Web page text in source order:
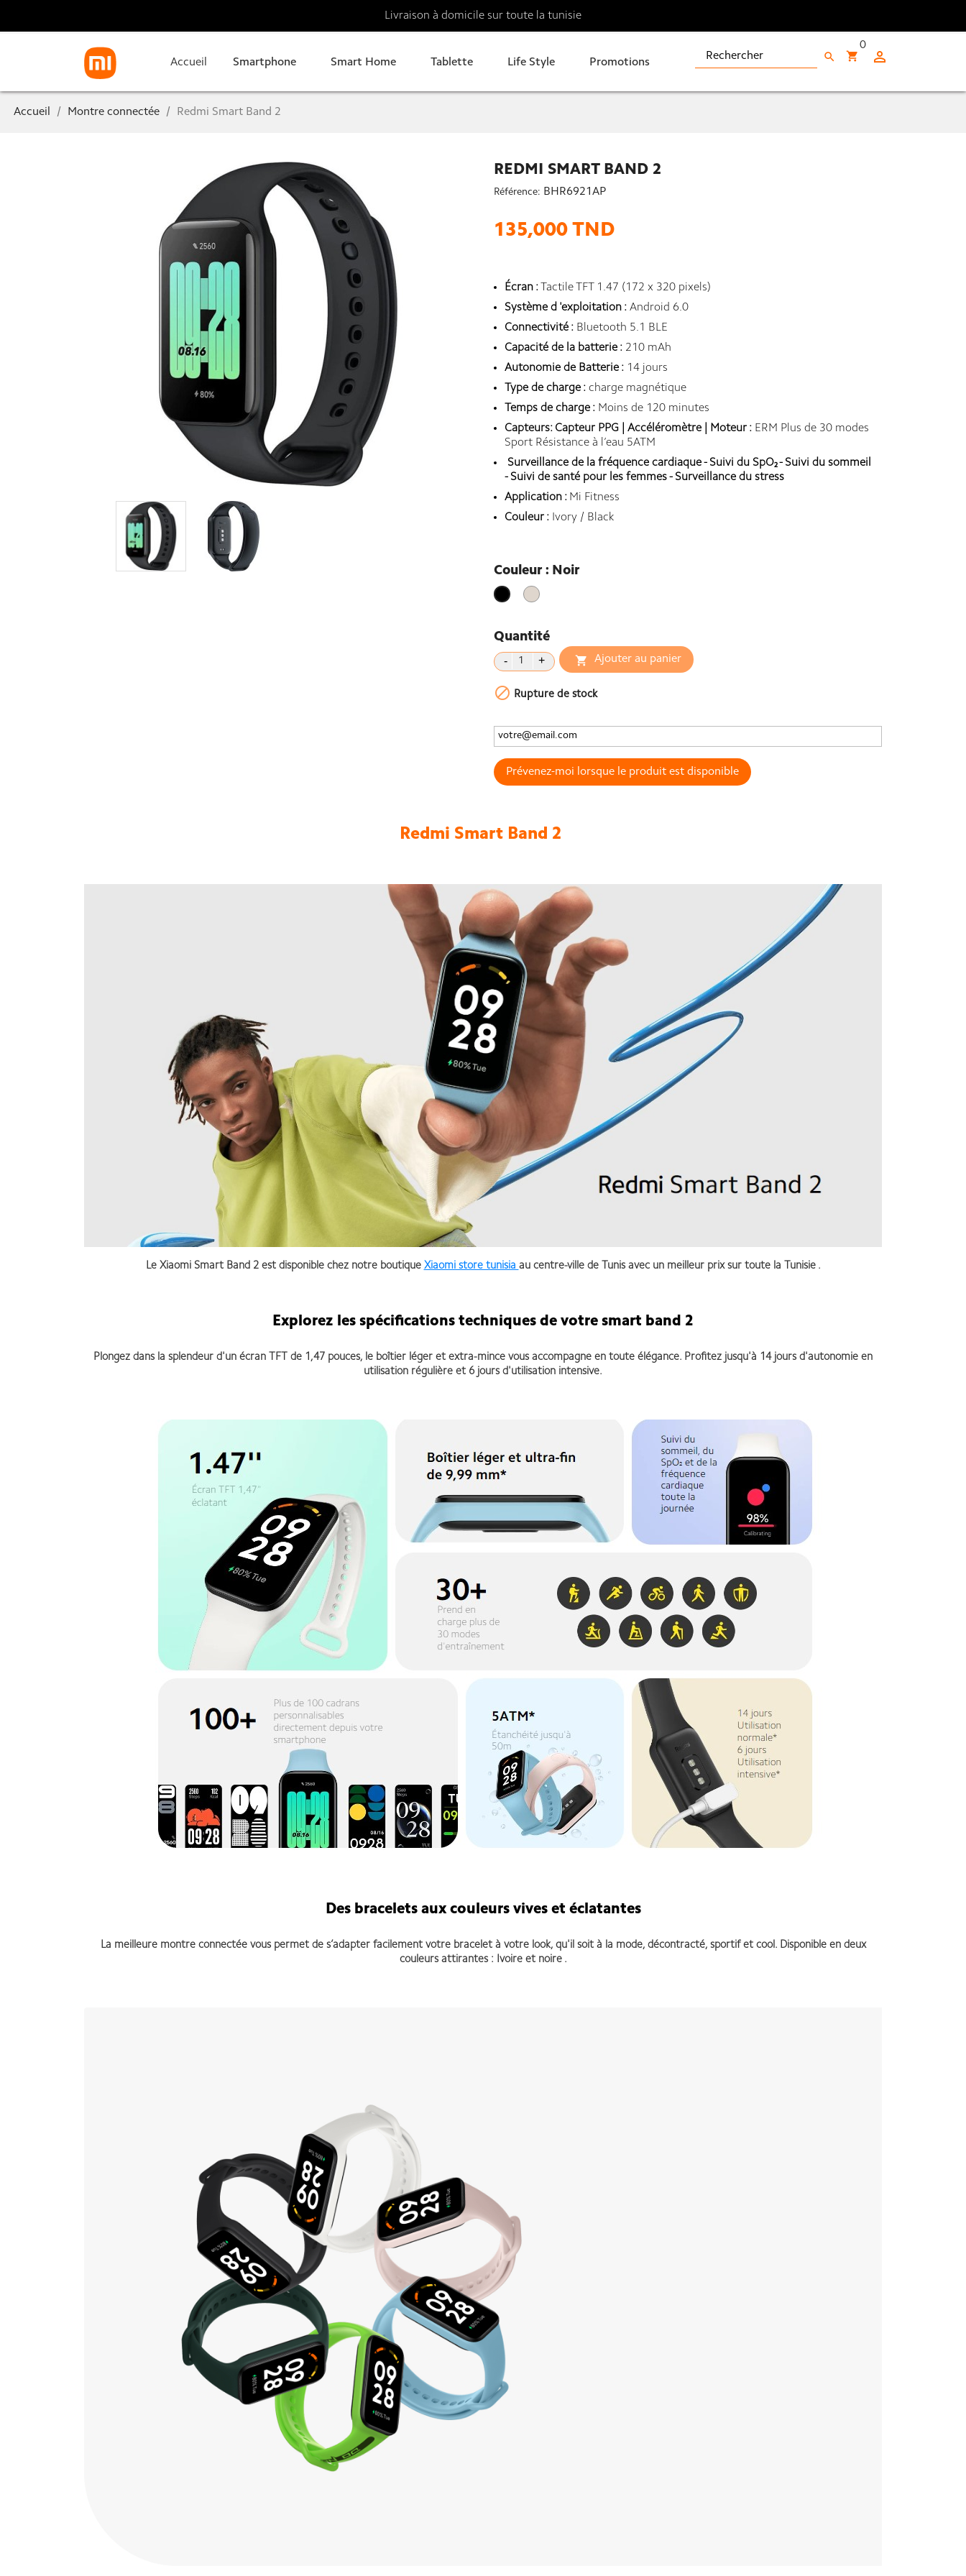
Livraison à domicile sur toute la tunisie
Accueil Smartphone Smart Home Tablette Life Style Promotions 
shopping_cart
0
search
Accueil Montre connectée Redmi Smart Band 2
REDMI SMART BAND 2
Référence: BHR6921AP
135,000 TND
Écran : Tactile TFT 1.47 (172 x 320 pixels)
Système d 'exploitation : Android 6.0
Connectivité : Bluetooth 5.1 BLE
Capacité de la batterie : 210 mAh
Autonomie de Batterie : 14 jours
Type de charge : charge magnétique
Temps de charge : Moins de 120 minutes
Capteurs: Capteur PPG | Accéléromètre | Moteur : ERM Plus de 30 modes
Sport Résistance à l’eau 5ATM
Surveillance de la fréquence cardiaque - Suivi du SpO₂ - Suivi du sommeil
- Suivi de santé pour les femmes - Surveillance du stress
Application : Mi Fitness
Couleur : Ivory / Black
Couleur : Noir
Noir Ivoire
Quantité
 Ajouter au panier
 Rupture de stock
Prévenez-moi lorsque le produit est disponible
Redmi Smart Band 2
Le Xiaomi Smart Band 2 est disponible chez notre boutique Xiaomi store tunisia au centre-ville de Tunis avec un meilleur prix sur toute la Tunisie .
Explorez les spécifications techniques de votre smart band 2
Plongez dans la splendeur d'un écran TFT de 1,47 pouces, le boîtier léger et extra-mince vous accompagne en toute élégance. Profitez jusqu'à 14 jours d'autonomie en
utilisation régulière et 6 jours d'utilisation intensive.
Des bracelets aux couleurs vives et éclatantes
La meilleure montre connectée vous permet de s’adapter facilement votre bracelet à votre look, qu'il soit à la mode, décontracté, sportif et cool. Disponible en deux
couleurs attirantes : Ivoire et noire .